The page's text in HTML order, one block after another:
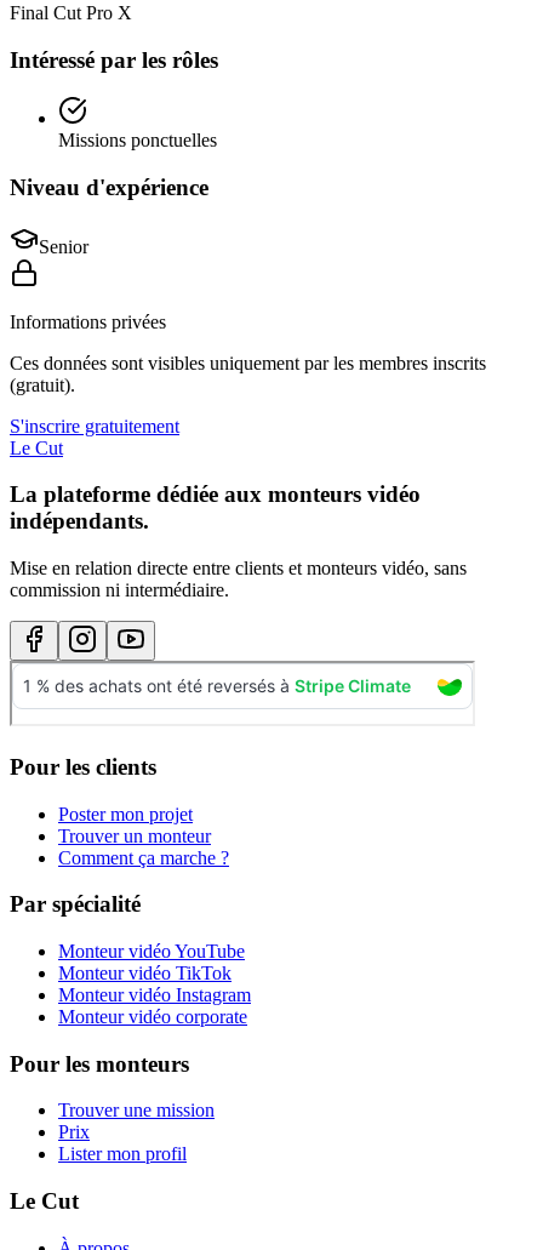
Final Cut Pro X
Intéressé par les rôles
Missions ponctuelles
Niveau d'expérience
Senior
Informations privées
Ces données sont visibles uniquement par les membres inscrits
(gratuit).
S'inscrire gratuitement
Le Cut
La plateforme dédiée aux monteurs vidéo
indépendants.
Mise en relation directe entre clients et monteurs vidéo, sans
commission ni intermédiaire.
Pour les clients
Poster mon projet
Trouver un monteur
Comment ça marche ?
Par spécialité
Monteur vidéo YouTube
Monteur vidéo TikTok
Monteur vidéo Instagram
Monteur vidéo corporate
Pour les monteurs
Trouver une mission
Prix
Lister mon profil
Le Cut